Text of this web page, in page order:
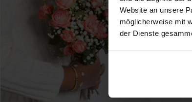
Website an unsere
möglicherweise mit
der Dienste